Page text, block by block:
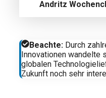
Andritz
Beachte: Durch
Innovationen wandelte
globalen
Zukunft noch sehr